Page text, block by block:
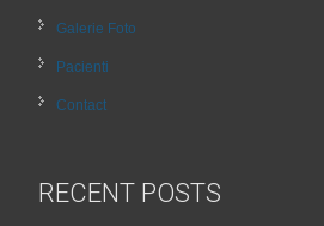
Galerie Foto
Pacienti
Contact
RECENT POSTS